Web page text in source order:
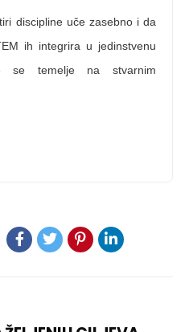
discipline uče zasebno i da
ih integrira u jedinstvenu
se temelje na stvarnim